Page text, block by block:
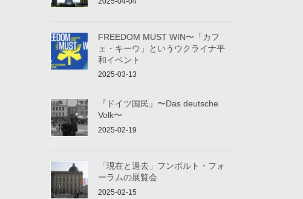
FREEDOM MUST WIN〜「カフ
ェ・キーウ」というウクライナ平
和イベント
2025-03-13
『ドイツ国民』〜Das deutsche
Volk〜
2025-02-19
「現在と過去」フンボルト・フォ
ーラムの展覧会
2025-02-15